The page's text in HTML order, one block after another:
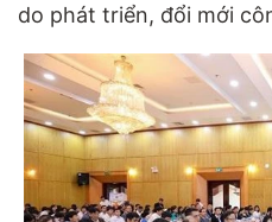
do phát triển, đổi mới